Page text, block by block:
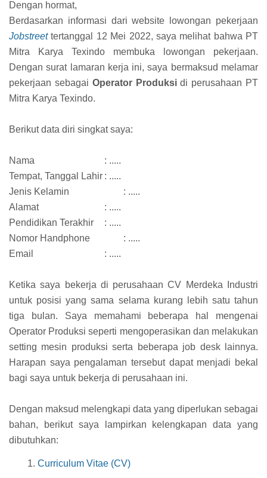
Dengan hormat,
Berdasarkan informasi dari website lowongan pekerjaan
Jobstreettertanggal 12 Mei 2022, saya melihat bahwa PT
Mitra Karya Texindo membuka lowongan pekerjaan.
Dengan surat lamaran kerja ini, saya bermaksud melamar
pekerjaan sebagai Operator Produksidi perusahaan PT
Mitra Karya Texindo.
Berikut data diri singkat saya:
Nama
: .....
Tempat, Tanggal Lahir : .....
Jenis Kelamin
: .....
Alamat
: .....
Pendidikan Terakhir
: .....
Nomor Handphone
: .....
Email
: .....
Ketika saya bekerja di perusahaan CV Merdeka Industri
untuk posisi yang sama selama kurang lebih satu tahun
tiga bulan. Saya memahami beberapa hal mengenai
Operator Produksi seperti mengoperasikan dan melakukan
setting mesin produksi serta beberapa job desk lainnya.
Harapan saya pengalaman tersebut dapat menjadi bekal
bagi saya untuk bekerja di perusahaan ini.
Dengan maksud melengkapi data yang diperlukan sebagai
bahan, berikut saya lampirkan kelengkapan data yang
dibutuhkan:
Curriculum Vitae (CV)